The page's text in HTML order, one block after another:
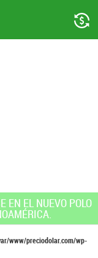
EN EL NUEVO POLO
www/preciodolar.com/wp-